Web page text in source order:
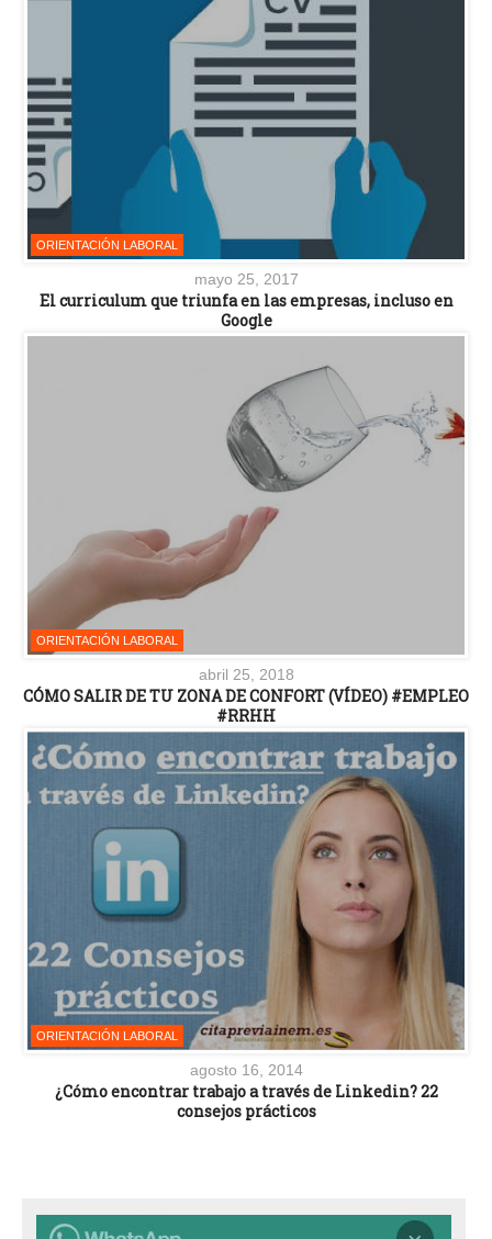
ORIENTACIÓN LABORAL
mayo 25, 2017
El curriculum que triunfa en las empresas, incluso en
Google
ORIENTACIÓN LABORAL
abril 25, 2018
CÓMO SALIR DE TU ZONA DE CONFORT (VÍDEO) #EMPLEO
#RRHH
ORIENTACIÓN LABORAL
agosto 16, 2014
¿Cómo encontrar trabajo a través de Linkedin? 22
consejos prácticos